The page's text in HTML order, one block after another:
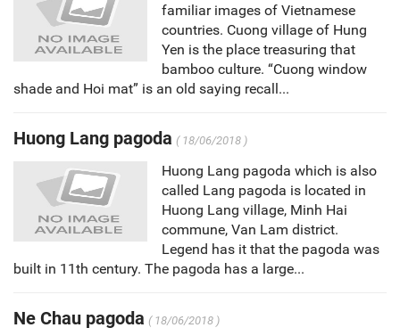
familiar images of Vietnamese
countries. Cuong village of Hung
Yen is the place treasuring that
bamboo culture. “Cuong window
shade and Hoi mat” is an old saying recall...
Huong Lang pagoda ( 18/06/2018 )
Huong Lang pagoda which is also
called Lang pagoda is located in
Huong Lang village, Minh Hai
commune, Van Lam district.
Legend has it that the pagoda was
built in 11th century. The pagoda has a large...
Ne Chau pagoda ( 18/06/2018 )